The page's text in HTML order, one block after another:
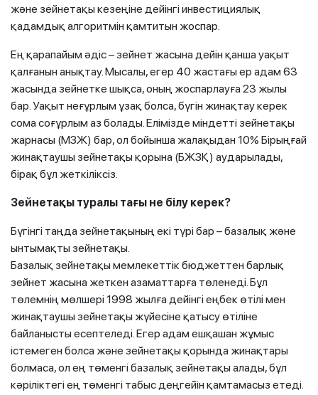
және зейнетақы кезеңіне дейінгі инвестициялық
қадамдық алгоритмін қамтитын жоспар.
Ең қарапайым әдіс – зейнет жасына дейін қанша уақыт
қалғанын анықтау. Мысалы, егер 40 жастағы ер адам 63
жасында зейнетке шықса, оның жоспарлауға 23 жылы
бар. Уақыт неғұрлым ұзақ болса, бүгін жинақтау керек
сома соғұрлым аз болады. Елімізде міндетті зейнетақы
жарнасы (МЗЖ) бар, ол бойынша жалақыдан 10% Бірыңғай
жинақтаушы зейнетақы қорына (БЖЗҚ) аударылады,
бірақ бұл жеткіліксіз.
Зейнетақы туралы тағы не білу керек?
Бүгінгі таңда зейнетақының екі түрі бар – базалық және
ынтымақты зейнетақы.
Базалық зейнетақы мемлекеттік бюджеттен барлық
зейнет жасына жеткен азаматтарға төленеді. Бұл
төлемнің мөлшері 1998 жылға дейінгі еңбек өтілі мен
жинақтаушы зейнетақы жүйесіне қатысу өтіліне
байланысты есептеледі. Егер адам ешқашан жұмыс
істемеген болса және зейнетақы қорында жинақтары
болмаса, ол ең төменгі базалық зейнетақы алады, бұл
кәріліктегі ең төменгі табыс деңгейін қамтамасыз етеді.